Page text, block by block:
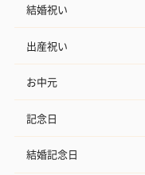
結婚祝い
出産祝い
お中元
記念日
結婚記念日